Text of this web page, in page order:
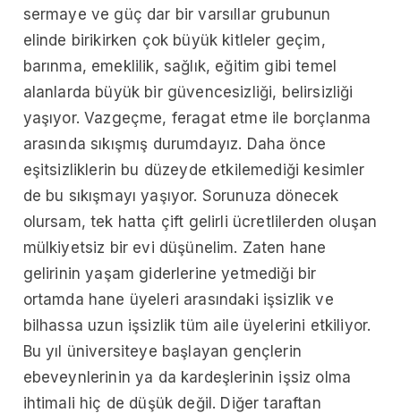
sermaye ve güç dar bir varsıllar grubunun
elinde birikirken çok büyük kitleler geçim,
barınma, emeklilik, sağlık, eğitim gibi temel
alanlarda büyük bir güvencesizliği, belirsizliği
yaşıyor. Vazgeçme, feragat etme ile borçlanma
arasında sıkışmış durumdayız. Daha önce
eşitsizliklerin bu düzeyde etkilemediği kesimler
de bu sıkışmayı yaşıyor. Sorunuza dönecek
olursam, tek hatta çift gelirli ücretlilerden oluşan
mülkiyetsiz bir evi düşünelim. Zaten hane
gelirinin yaşam giderlerine yetmediği bir
ortamda hane üyeleri arasındaki işsizlik ve
bilhassa uzun işsizlik tüm aile üyelerini etkiliyor.
Bu yıl üniversiteye başlayan gençlerin
ebeveynlerinin ya da kardeşlerinin işsiz olma
ihtimali hiç de düşük değil. Diğer taraftan